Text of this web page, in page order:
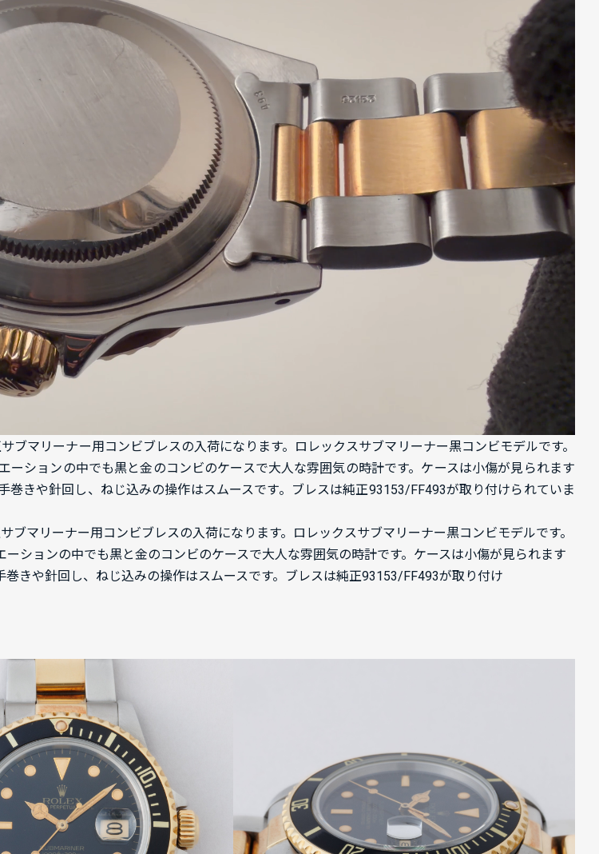
ブマリーナー用コンビブレスの入荷になります。 ロレックスサブマリーナー黒コンビモデルです。
ションの中でも黒と金のコンビのケースで大人な雰囲気の時計です。 ケースは小傷が見られます
巻きや針回し、ねじ込みの操作はスムースです。ブレスは純正93153/FF493が取り付けられていま
マリーナー用コンビブレスの入荷になります。ロレックスサブマリーナー黒コンビモデルです。
ションの中でも黒と金のコンビのケースで大人な雰囲気の時計です。ケースは小傷が見られます
きや針回し、ねじ込みの操作はスムースです。ブレスは純正93153/FF493が取り付け